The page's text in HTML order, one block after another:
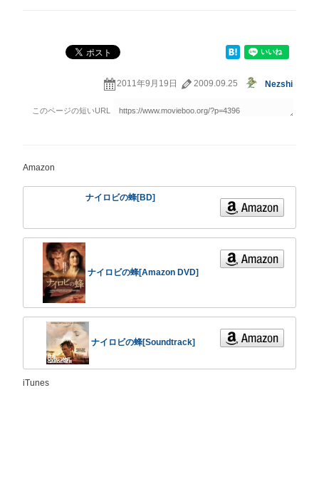
2011年9月19日 2009.09.25 Nezshi
Amazon
ナイロビの蜂[BD]
ナイロビの蜂[Amazon DVD]
ナイロビの蜂[Soundtrack]
iTunes